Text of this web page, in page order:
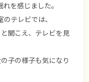
を感じました。
テレビでは、
聞こえ、テレビを見
子の様子も気になり